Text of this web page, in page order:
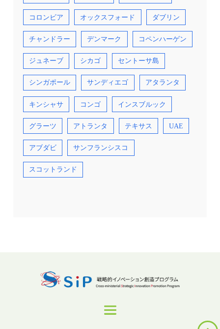
コロンビア オックスフォード ダブリン
チャンドラー デンマーク コペンハーゲン
ジュネーブ シカゴ セントーサ島
シンガポール サンディエゴ アタランタ
キンシャサ コンゴ インスブルック
グラーツ アトランタ テキサス UAE
アブダビ サンフランシスコ
スコットランド